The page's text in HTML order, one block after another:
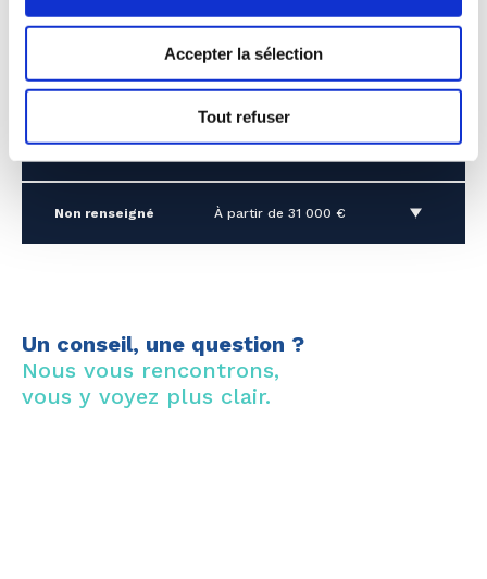
Accepter la sélection
Tout refuser
4 pièces À partir de 515 000 €
Stationnement À partir de 15 000 €
Cave À partir de 4 000 €
Non renseigné À partir de 31 000 €
Un conseil, une question ?
Nous vous rencontrons,
vous y voyez plus clair.